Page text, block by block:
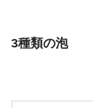
3種類の泡